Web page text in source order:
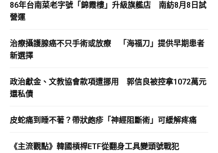
86年台南菜老字號「錦霞樓」升級旗艦店 南紡8月8日試
營運
治療攝護腺癌不只手術或放療 「海福刀」提供早期患者
新選擇
政治獻金、文教協會款項遭挪用 郭信良被控拿1072萬元
還私債
皮蛇痛到睡不著？帶狀皰疹「神經阻斷術」可緩解疼痛
《主流觀點》韓國槓桿ETF從翻身工具變頭號戰犯